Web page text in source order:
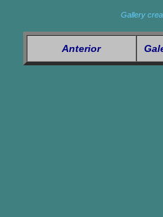
Gallery
Anterior